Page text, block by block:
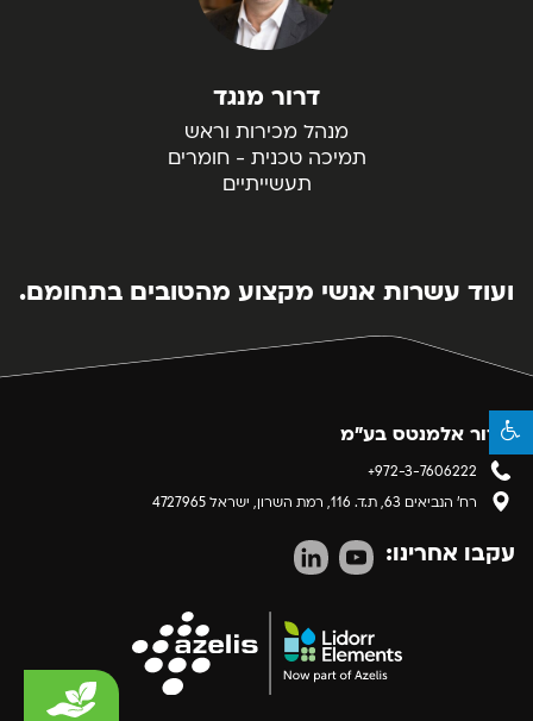
דרור מנגד
מנהל מכירות וראש
תמיכה טכנית - חומרים
תעשייתיים
ועוד עשרות אנשי מקצוע מהטובים בתחומם.
לידור אלמנטס בע"מ
+972-3-7606222
רח' הנביאים 63, ת.ד. 116, רמת השרון, ישראל 4727965
עקבו אחרינו: